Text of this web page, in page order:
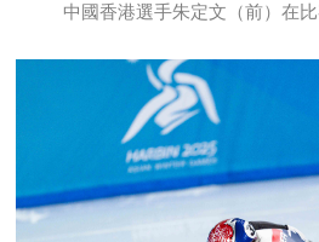
中國香港選手朱定文（前）在